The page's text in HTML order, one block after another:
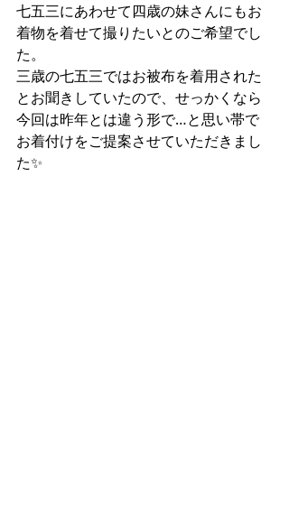
七五三にあわせて四歳の妹さんにもお
着物を着せて撮りたいとのご希望でし
た。
三歳の七五三ではお被布を着用された
とお聞きしていたので、 せっかくなら
今回は昨年とは違う形で…と思い帯で
お着付けをご提案させていただきまし
た✨